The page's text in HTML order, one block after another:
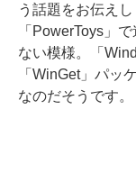
う話題をお伝えし
「PowerToys」
ない模様。「
「WinGet」パッ
なのだそうです。